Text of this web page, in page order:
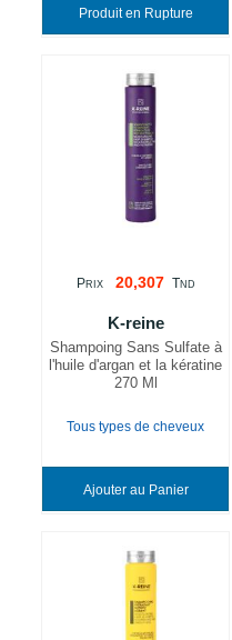
Produit en Rupture
PRIX 20,307 TND
K-reine
Shampoing Sans Sulfate à
l'huile d'argan et la kératine
270 Ml
Tous types de cheveux
Ajouter au Panier